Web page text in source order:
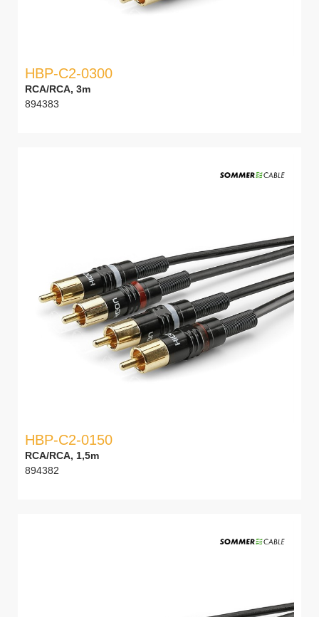
HBP-C2-0300
RCA/RCA, 3m
894383
HBP-C2-0150
RCA/RCA, 1,5m
894382